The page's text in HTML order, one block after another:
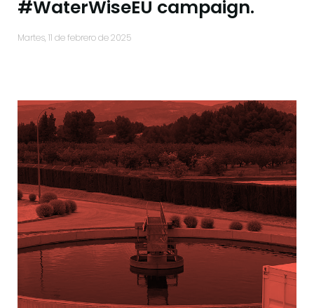
#WaterWiseEU campaign.
martes, 11 de febrero de 2025